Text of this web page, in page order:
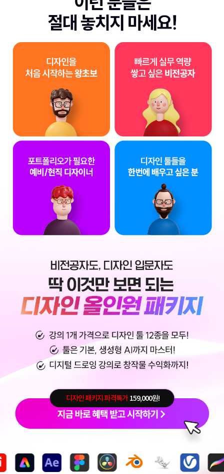
디자인 패키지 파격특가 159,000원!